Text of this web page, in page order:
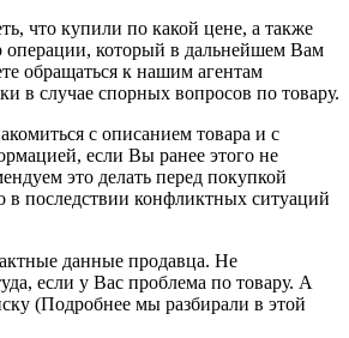
что купили по какой цене, а также
который в дальнейшем Вам
обращаться к нашим агентам
в случае спорных вопросов по товару.
с описанием товара и с
если Вы ранее этого не
это делать перед покупкой
в последствии конфликтных ситуаций
данные продавца. Не
если у Вас проблема по товару. А
(Подробнее мы разбирали в этой